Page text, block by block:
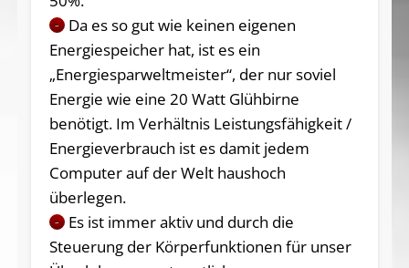
–
Da es so gut wie keinen eigenen
Energiespeicher hat, ist es ein
„Energiesparweltmeister“, der nur soviel
Energie wie eine 20 Watt Glühbirne
benötigt. Im Verhältnis Leistungsfähigkeit /
Energieverbrauch ist es damit jedem
Computer auf der Welt haushoch
überlegen.
–
Es ist immer aktiv und durch die
Steuerung der Körperfunktionen für unser